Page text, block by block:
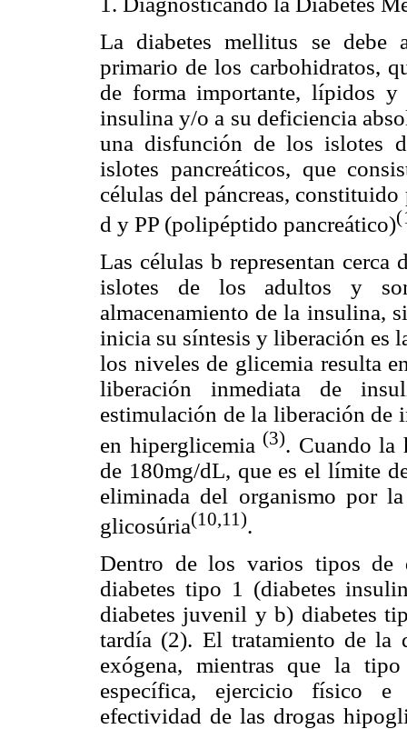
La diabetes mellitus se debe
primario de los carbohidratos,
de forma importante, lípidos y
insulina y/o a su deficiencia
una disfunción de los islotes
islotes pancreáticos, que
células del páncreas,
d y PP (polipéptido pancreático)
Las células b representan
islotes de los adultos y
almacenamiento de la insulina,
inicia su síntesis y liberación es
los niveles de glicemia resulta
liberación inmediata de
estimulación de la liberación de
en hiperglicemia (3). Cuando la
de 180mg/dL, que es el límite
eliminada del organismo por
glicosúria(10,11).
Dentro de los varios tipos de
diabetes tipo 1 (diabetes
diabetes juvenil y b) diabetes
tardía (2). El tratamiento de la
exógena, mientras que la
específica, ejercicio físico
efectividad de las drogas